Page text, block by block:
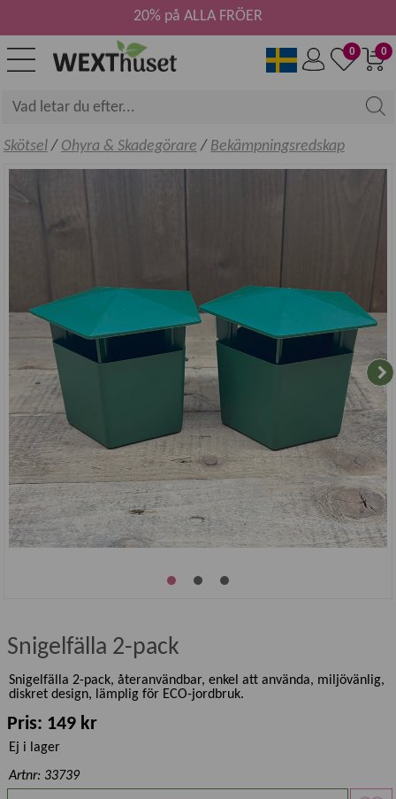
0
0
20% på ALLA FRÖER
Skötsel/ Ohyra & Skadegörare / Bekämpningsredskap
Snigelfälla 2-pack
Snigelfälla 2-pack, återanvändbar, enkel att använda, miljövänlig,
diskret design, lämplig för ECO-jordbruk.
Pris: 149 kr
Ej i lager
Artnr: 33739